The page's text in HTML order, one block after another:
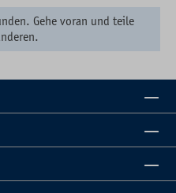
Gehe voran und teile